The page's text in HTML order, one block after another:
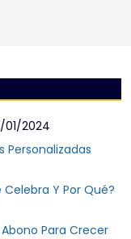
01/2024
Personalizadas
Y Por Qué?
Para Crecer